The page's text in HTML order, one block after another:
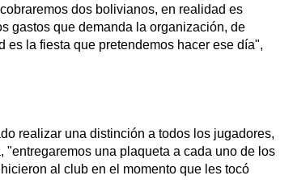
dos bolivianos, en realidad es
gastos que demanda la organización, de
es la fiesta que pretendemos hacer ese día",
realizar una distinción a todos los jugadores,
una plaqueta a cada uno de los
al club en el momento que les tocó